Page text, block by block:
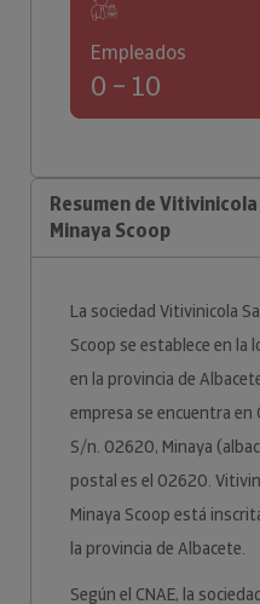
Empleados
0 – 10
Resumen de
Minaya Scoop
La sociedad Vitivinicola
Scoop se establece en la
en la provincia de
empresa se encuentra en
S/n. 02620, Minaya
postal es el 02620.
Minaya Scoop está
la provincia de Albacete.
Según el CNAE, la